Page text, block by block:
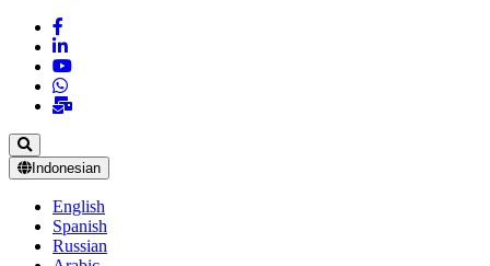
Indonesian
English
Spanish
Russian